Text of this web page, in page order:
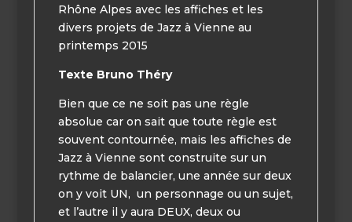
Rhône Alpes avec les affiches et les
divers projets de Jazz à Vienne au
printemps 2015
Texte Bruno Théry
Bien que ce ne soit pas une règle
absolue car on sait que toute règle est
souvent contournée, mais les affiches de
Jazz à Vienne sont construite sur un
rythme de balancier, une année sur deux
on y voit UN, un personnage ou un sujet,
et l’autre il y aura DEUX, deux ou